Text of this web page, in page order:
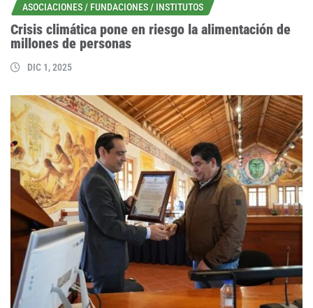
ASOCIACIONES / FUNDACIONES / INSTITUTOS
Crisis climática pone en riesgo la alimentación de
millones de personas
DIC 1, 2025